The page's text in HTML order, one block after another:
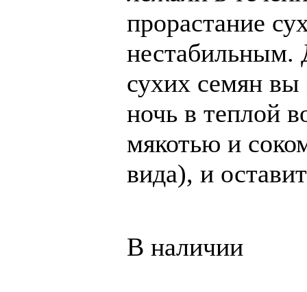
прорастание
нестабильным.
сухих семян
ночь в теплой
мякотью и
вида), и
В наличии